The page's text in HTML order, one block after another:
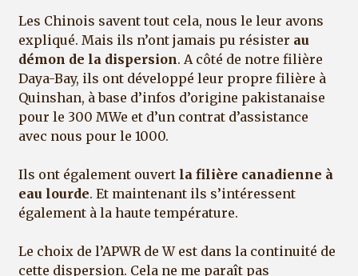
Les Chinois savent tout cela, nous le leur avons
expliqué. Mais ils n’ont jamais pu résister au
démon de la dispersion. A côté de notre filière
Daya-Bay, ils ont développé leur propre filière à
Quinshan, à base d’infos d’origine pakistanaise
pour le 300 MWe et d’un contrat d’assistance
avec nous pour le 1000.
Ils ont également ouvert la filière canadienne à
eau lourde. Et maintenant ils s’intéressent
également à la haute température.
Le choix de l’APWR de W est dans la continuité de
cette dispersion. Cela ne me paraît pas